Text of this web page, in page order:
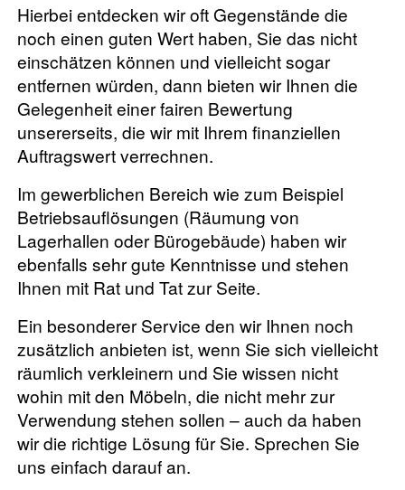
Hierbei entdecken wir oft Gegenstände die
noch einen guten Wert haben, Sie das nicht
einschätzen können und vielleicht sogar
entfernen würden, dann bieten wir Ihnen die
Gelegenheit einer fairen Bewertung
unsererseits, die wir mit Ihrem finanziellen
Auftragswert verrechnen.
Im gewerblichen Bereich wie zum Beispiel
Betriebsauflösungen (Räumung von
Lagerhallen oder Bürogebäude) haben wir
ebenfalls sehr gute Kenntnisse und stehen
Ihnen mit Rat und Tat zur Seite.
Ein besonderer Service den wir Ihnen noch
zusätzlich anbieten ist, wenn Sie sich vielleicht
räumlich verkleinern und Sie wissen nicht
wohin mit den Möbeln, die nicht mehr zur
Verwendung stehen sollen – auch da haben
wir die richtige Lösung für Sie. Sprechen Sie
uns einfach darauf an.